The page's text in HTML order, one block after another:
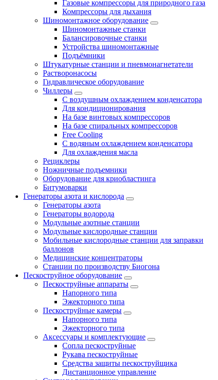
Газовые компрессоры для природного газа
Компрессоры для дыхания
Шиномонтажное оборудование
Шиномонтажные станки
Балансировочные станки
Устройства шиномонтажные
Подъёмники
Штукатурные станции и пневмонагнетатели
Растворонасосы
Гидравлическое оборудование
Чиллеры
С воздушным охлаждением конденсатора
Для кондиционирования
На базе винтовых компрессоров
На базе спиральных компрессоров
Free Cooling
С водяным охлаждением конденсатора
Для охлаждения масла
Рециклеры
Ножничные подъемники
Оборудование для криобластинга
Битумоварки
Генераторы азота и кислорода
Генераторы азота
Генераторы водорода
Модульные азотные станции
Модульные кислородные станции
Мобильные кислородные станции для заправки
баллонов
Медицинские концентраторы
Станции по производству Биогона
Пескоструйное оборудование
Пескоструйные аппараты
Напорного типа
Эжекторного типа
Пескоструйные камеры
Напорного типа
Эжекторного типа
Аксессуары и комплектующие
Сопла пескоструйные
Рукава пескоструйные
Средства защиты пескоструйщика
Дистанционное управление